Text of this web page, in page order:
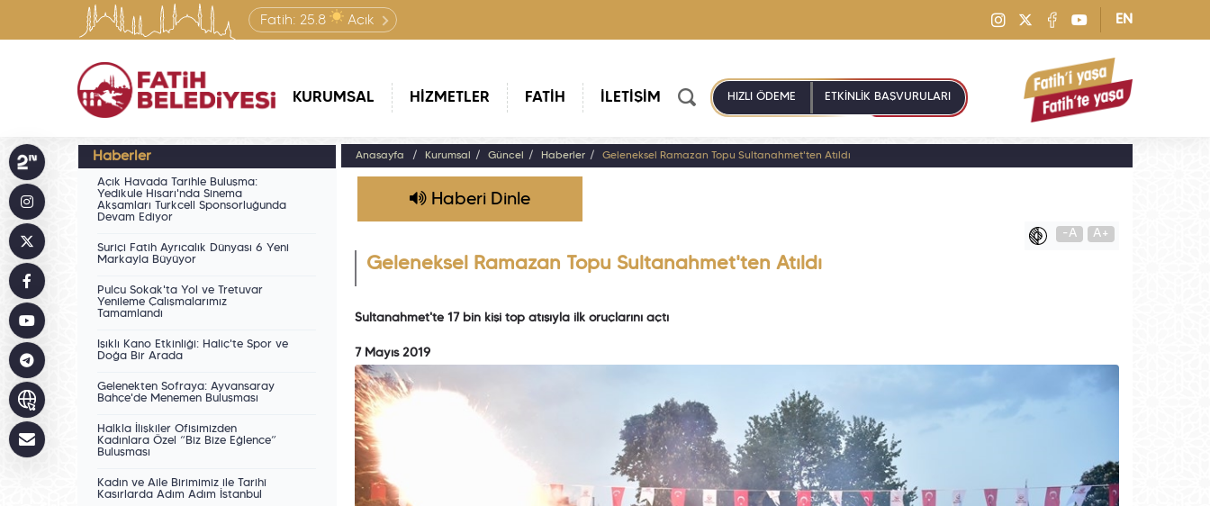
Fatih: 25.8 Açık EN
KURUMSAL HİZMETLER FATİH İLETİŞİM HIZLI ÖDEME ETKİNLİK BAŞVURULARI
Haberler
Açık Havada Tarihle Buluşma:
Yedikule Hisarı'nda Sinema
Akşamları Turkcell Sponsorluğunda
Devam Ediyor
Suriçi Fatih Ayrıcalık Dünyası 6 Yeni
Markayla Büyüyor
Pulcu Sokak'ta Yol ve Tretuvar
Yenileme Çalışmalarımız
Tamamlandı
Işıklı Kano Etkinliği: Haliç'te Spor ve
Doğa Bir Arada
Gelenekten Sofraya: Ayvansaray
Bahçe'de Menemen Buluşması
Halkla İlişkiler Ofisimizden
Kadınlara Özel “Biz Bize Eğlence”
Buluşması
Kadın ve Aile Birimimiz ile Tarihî
Kasırlarda Adım Adım İstanbul
Anasayfa Kurumsal Güncel Haberler Geleneksel Ramazan Topu Sultanahmet'ten Atıldı
Haberi Dinle
-A A+
Geleneksel Ramazan Topu Sultanahmet'ten Atıldı
Sultanahmet'te 17 bin kişi top atışıyla ilk oruçlarını açtı
7 Mayıs 2019